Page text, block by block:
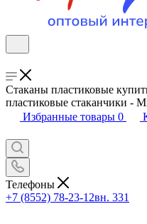
Стаканы пластиковые
пластиковые стаканчики -
Избранные товары 0
Телефоны
+7 (8552) 78-23-12вн. 331